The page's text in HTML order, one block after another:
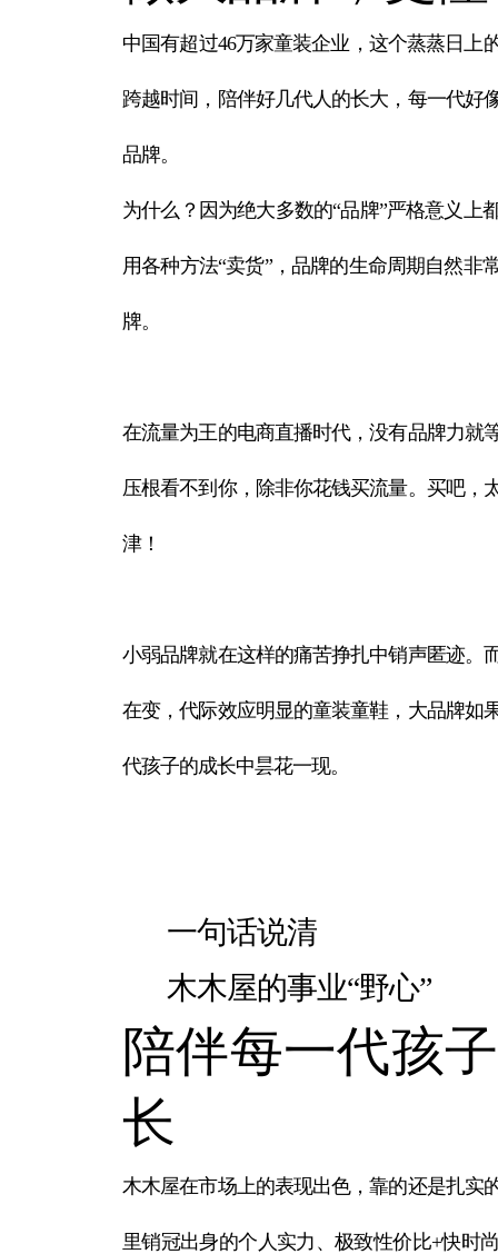
中国有超过46万家童装企业，这个蒸蒸日上
跨越时间，陪伴好几代人的长大，每一代好
品牌。
为什么？因为绝大多数的“品牌”严格意义上
用各种方法“卖货”，品牌的生命周期自然非
牌。
在流量为王的电商直播时代，没有品牌力就
压根看不到你，除非你花钱买流量。买吧，
津！
小弱品牌就在这样的痛苦挣扎中销声匿迹。
在变，代际效应明显的童装童鞋，大品牌如
代孩子的成长中昙花一现。
一句话说清
木木屋的事业“野心”
陪伴每一代孩
长
木木屋在市场上的表现出色，靠的还是扎
里销冠出身的个人实力、极致性价比+快时